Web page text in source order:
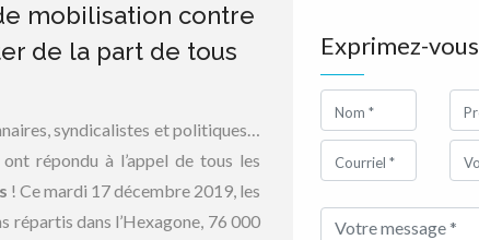
mobilisation contre
de la part de tous
syndicalistes et politiques…
ont répondu à l’appel de tous les
! Ce mardi 17 décembre 2019, les
répartis dans l’Hexagone, 76 000
Exprimez-vous